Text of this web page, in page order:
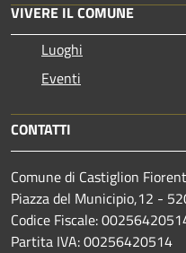
VIVERE IL COMUNE
Luoghi
Eventi
CONTATTI
Comune di Castiglion
Piazza del Municipio,12 -
Codice Fiscale:
Partita IVA: 00256420514